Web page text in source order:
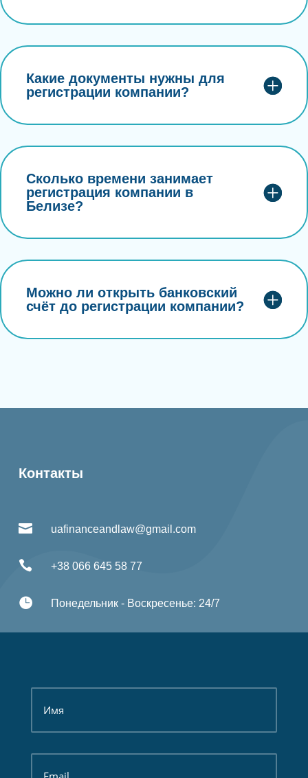
Какие документы нужны для
регистрации компании?
Сколько времени занимает
регистрация компании в
Белизе?
Можно ли открыть банковский
счёт до регистрации компании?
Контакты
 uafinanceandlaw@gmail.com
 +38 066 645 58 77
 Понедельник - Воскресенье: 24/7